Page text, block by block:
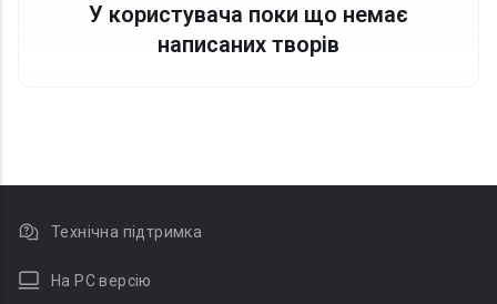
У користувача поки що немає
написаних творів
Технічна підтримка
На PC версію